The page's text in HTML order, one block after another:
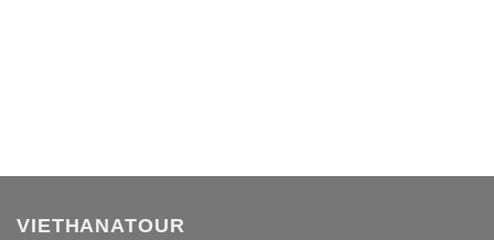
VIETHANATOUR